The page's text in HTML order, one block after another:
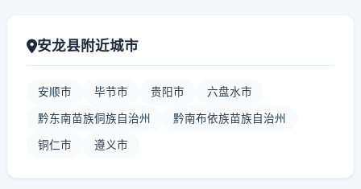
安龙县附近城市
安顺市 毕节市 贵阳市 六盘水市
黔东南苗族侗族自治州 黔南布依族苗族自治州
铜仁市 遵义市